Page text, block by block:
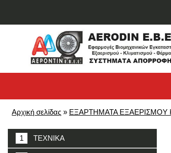
Αρχική σελίδας » ΕΞΑΡΤΗΜΑΤΑ ΕΞΑΕΡΙΣΜΟΥ
1 ΤΕΧΝΙΚΑ